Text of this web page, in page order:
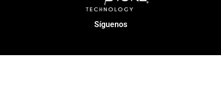
Síguenos